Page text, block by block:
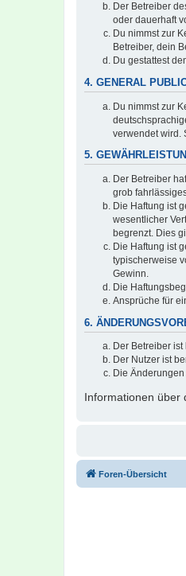
Der Betreiber
oder dauerhaft
Du nimmst zur
Betreiber, dein
Du gestattest
4. GENERAL
Du nimmst zur
verwendet wird.
5.
Der Betreiber
grob
Die Haftung ist
wesentlicher
begrenzt. Dies
Die Haftung ist
typischerweise
Gewinn.
Die
Ansprüche für
6.
Der Betreiber
Der Nutzer ist
Die
Informationen über
Foren-Übersicht